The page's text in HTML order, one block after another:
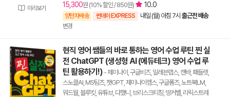
미리보기 15,300원 (10% 할인 / 850원) 10.0
양탄자배송 썬데이 EXPRESS 내일 (월) 아침 7시 출근전 배송
변경
현직 영어 쌤들의 바로 통하는 영어 수업 루틴 찐 실
전 ChatGPT (생성형 AI (에듀테크) 영어 수업 루
틴 활용하기!) - 제미나이, 구글비즈, 일레븐랩스, 캔바, 패들렛,
스노클AI, MS팀즈, 챗GPT, 제미나이젬스, 구글폼즈, 노트북LM,
워드월, 블루킷, 유튜브, 다했니, 브리스크티칭, 띵커벨, 리릭스트레